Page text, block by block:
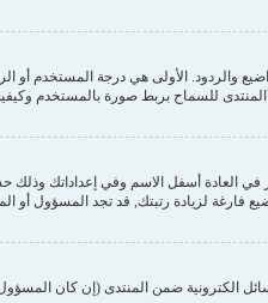
للسماح بربط صورة بالمستخدم
في العادة أسفل الاسم وفي إعداداتك
فارغة لزيادة رتبتك, قد تجد المسؤول أو
الكترونية ضمن المنتدى (إن كان